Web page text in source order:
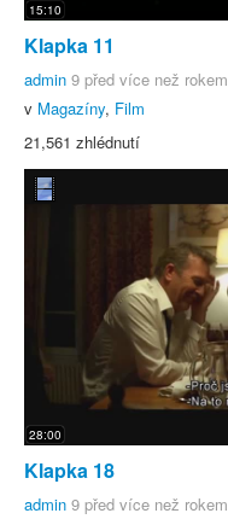
15:10
Klapka 11
admin 9 před více než rokem
v Magazíny, Film
21,561 zhlédnutí
28:00
Klapka 18
admin 9 před více než rokem